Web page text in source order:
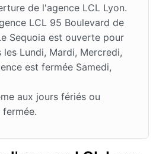
de l'agence LCL Lyon.
LCL 95 Boulevard de
Sequoia est ouverte pour
Lundi, Mardi, Mercredi,
est fermée Samedi,
aux jours fériés ou